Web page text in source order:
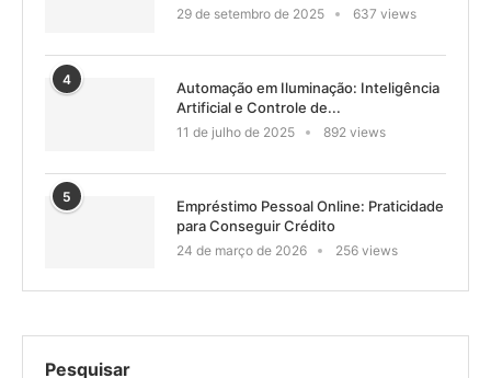
29 de setembro de 2025 637 views
4
Automação em Iluminação: Inteligência
Artificial e Controle de...
11 de julho de 2025 892 views
5
Empréstimo Pessoal Online: Praticidade
para Conseguir Crédito
24 de março de 2026 256 views
Pesquisar